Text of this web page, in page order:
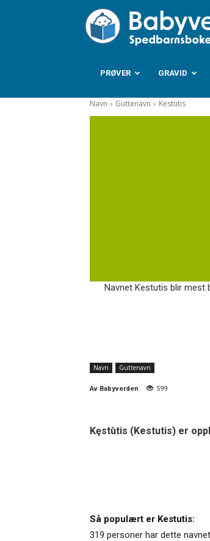
PRØVER GRAVID
Navn Guttenavn Kestutis
Navnet Kestutis blir mest
Navn Guttenavn
Av Babyverden 599
Kęstùtis (Kestutis) er
Så populært er Kestutis:
319 personer har dette navnet.